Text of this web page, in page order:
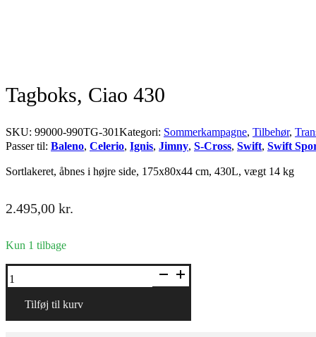
Tagboks, Ciao 430
SKU: 99000-990TG-301Kategori: Sommerkampagne, Tilbehør,
Passer til: Baleno, Celerio, Ignis, Jimny, S-Cross, Swift, Swift
Sortlakeret, åbnes i højre side, 175x80x44 cm, 430L, vægt 14 kg
2.495,00 kr.
Kun 1 tilbage
Ciao
antalTilføj til kurv